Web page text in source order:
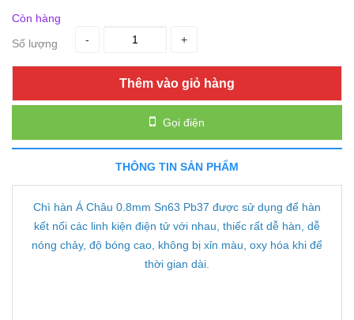
Còn hàng
Số lượng
- +
Thêm vào giỏ hàng
Gọi điện
THÔNG TIN SẢN PHẨM
Chì hàn Á Châu 0.8mm Sn63 Pb37 được sử dụng để hàn
kết nối các linh kiện điện tử với nhau, thiếc rất dễ hàn, dễ
nóng chảy, độ bóng cao, không bị xỉn màu, oxy hóa khi để
thời gian dài.